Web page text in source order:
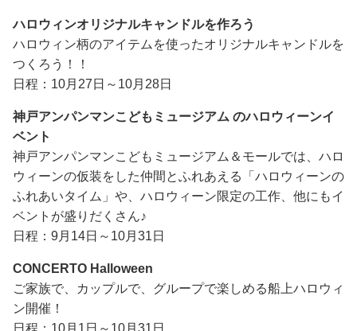
ハロウィンオリジナルキャンドルを作ろう
ハロウィン柄のアイテムを使ったオリジナルキャンドルを
つくろう！！
日程：10月27日～10月28日
神戸アンパンマンこどもミュージアム のハロウィーンイ
ベント
神戸アンパンマンこどもミュージアム＆モールでは、ハロ
ウィーンの仮装をした仲間とふれあえる「ハロウィーンの
ふれあいタイム」や、ハロウィーン限定の工作、他にもイ
ベントが盛りだくさん♪
日程：9月14日～10月31日
CONCERTO Halloween
ご家族で、カップルで、グループで楽しめる船上ハロウィ
ン開催！